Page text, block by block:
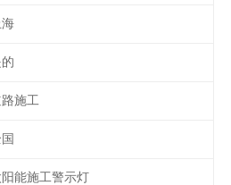
施工
阳能施工警示灯